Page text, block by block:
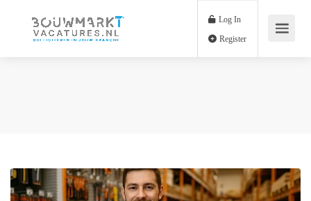
Log In